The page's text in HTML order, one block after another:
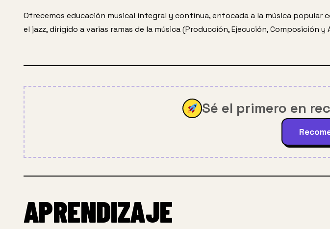
Ofrecemos educación musical integral y continua, enfocada a la música popular
el jazz, dirigido a varias ramas de la música (Producción, Ejecución, Composición
Sé el primero en
APRENDIZAJE